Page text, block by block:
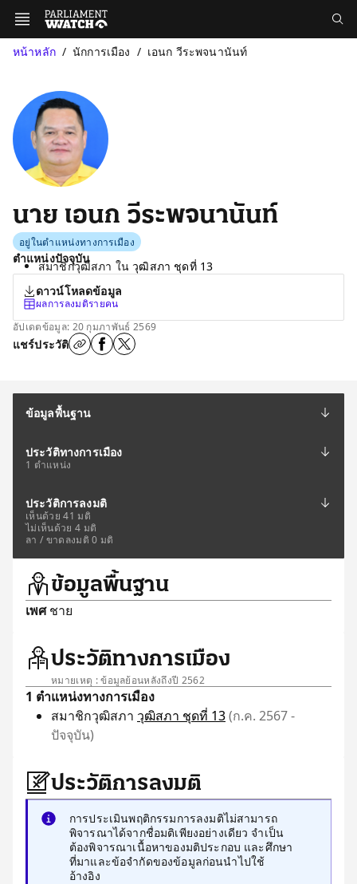
หน้าหลัก นักการเมือง เอนก วีระพจนานันท์
นาย เอนก วีระพจนานันท์
อยู่ในตำแหน่งทางการเมือง
ตำแหน่งปัจจุบัน
สมาชิกวุฒิสภา ในวุฒิสภา ชุดที่ 13
ดาวน์โหลดข้อมูล
ผลการลงมติรายคน
อัปเดตข้อมูล: 20 กุมภาพันธ์ 2569
แชร์ประวัติ
ข้อมูลพื้นฐาน
ประวัติทางการเมือง
1 ตำแหน่ง
ประวัติการลงมติ
เห็นด้วย 41 มติ
ไม่เห็นด้วย 4 มติ
ลา / ขาดลงมติ 0 มติ
ข้อมูลพื้นฐาน
เพศชาย
ประวัติทางการเมือง
หมายเหตุ : ข้อมูลย้อนหลังถึงปี 2562
1 ตำแหน่งทางการเมือง
สมาชิกวุฒิสภา วุฒิสภา ชุดที่ 13(ก.ค. 2567 -
ปัจจุบัน)
ประวัติการลงมติ
การประเมินพฤติกรรมการลงมติไม่สามารถ
พิจารณาได้จากชื่อมติเพียงอย่างเดียว จำเป็น
ต้องพิจารณาเนื้อหาของมติประกอบ และศึกษา
ที่มาและข้อจำกัดของข้อมูลก่อนนำไปใช้
อ้างอิง